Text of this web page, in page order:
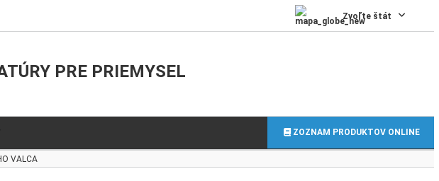
Zvoľte štát
PRE PRIEMYSEL
ZOZNAM PRODUKTOV ONLINE
VALCA